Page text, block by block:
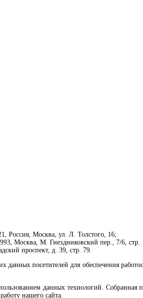
Россия, Москва, ул. Л. Толстого, 16;
Москва, М. Гнездниковский пер., 7/6, стр.
проспект, д. 39, стр. 79.
посетителей для обеспечения
данных технологий.
нашего сайта.